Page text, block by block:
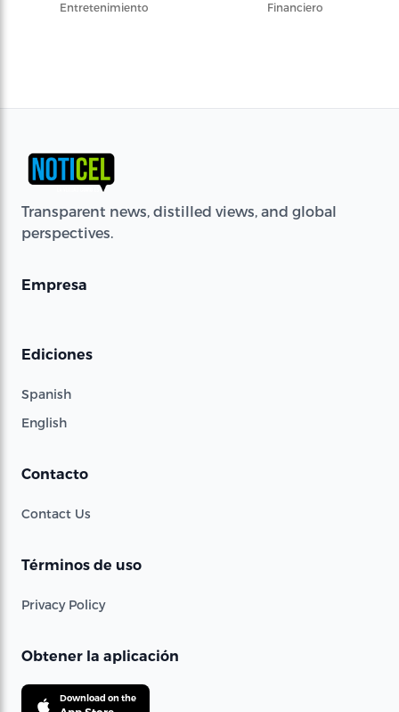
Entretenimiento
Financiero
Transparent news, distilled views, and global
perspectives.
Empresa
Ediciones
Spanish
English
Contacto
Contact Us
Términos de uso
Privacy Policy
Obtener la aplicación
Download on the